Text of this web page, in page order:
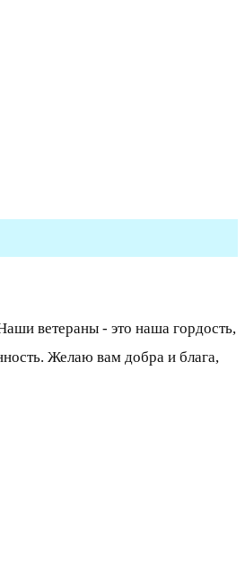
ветераны - это наша гордость,
Желаю вам добра и блага,